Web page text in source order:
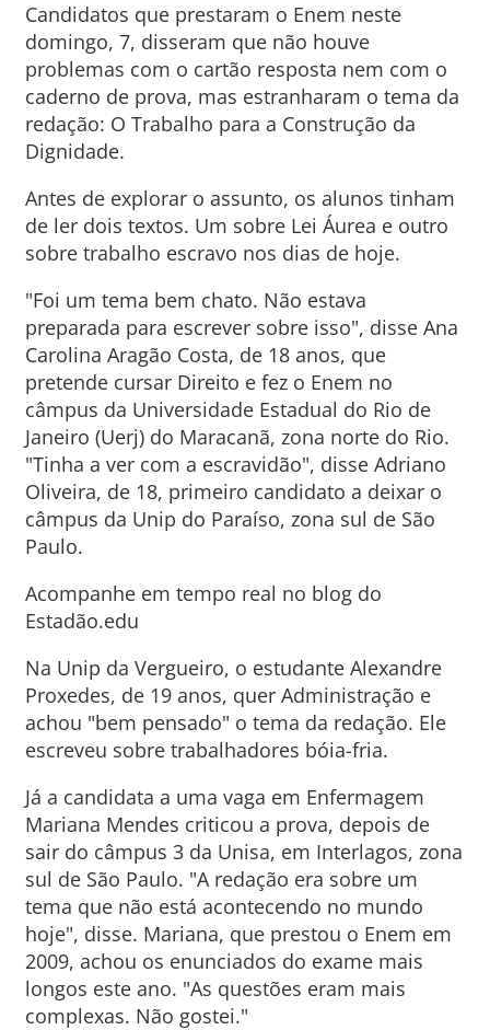
Candidatos que prestaram o Enem neste
domingo, 7, disseram que não houve
problemas com o cartão resposta nem com o
caderno de prova, mas estranharam o tema da
redação: O Trabalho para a Construção da
Dignidade.
Antes de explorar o assunto, os alunos tinham
de ler dois textos. Um sobre Lei Áurea e outro
sobre trabalho escravo nos dias de hoje.
"Foi um tema bem chato. Não estava
preparada para escrever sobre isso", disse Ana
Carolina Aragão Costa, de 18 anos, que
pretende cursar Direito e fez o Enem no
câmpus da Universidade Estadual do Rio de
Janeiro (Uerj) do Maracanã, zona norte do Rio.
"Tinha a ver com a escravidão", disse Adriano
Oliveira, de 18, primeiro candidato a deixar o
câmpus da Unip do Paraíso, zona sul de São
Paulo.
Acompanhe em tempo real no blog do
Estadão.edu
Na Unip da Vergueiro, o estudante Alexandre
Proxedes, de 19 anos, quer Administração e
achou "bem pensado" o tema da redação. Ele
escreveu sobre trabalhadores bóia-fria.
Já a candidata a uma vaga em Enfermagem
Mariana Mendes criticou a prova, depois de
sair do câmpus 3 da Unisa, em Interlagos, zona
sul de São Paulo. "A redação era sobre um
tema que não está acontecendo no mundo
hoje", disse. Mariana, que prestou o Enem em
2009, achou os enunciados do exame mais
longos este ano. "As questões eram mais
complexas. Não gostei."